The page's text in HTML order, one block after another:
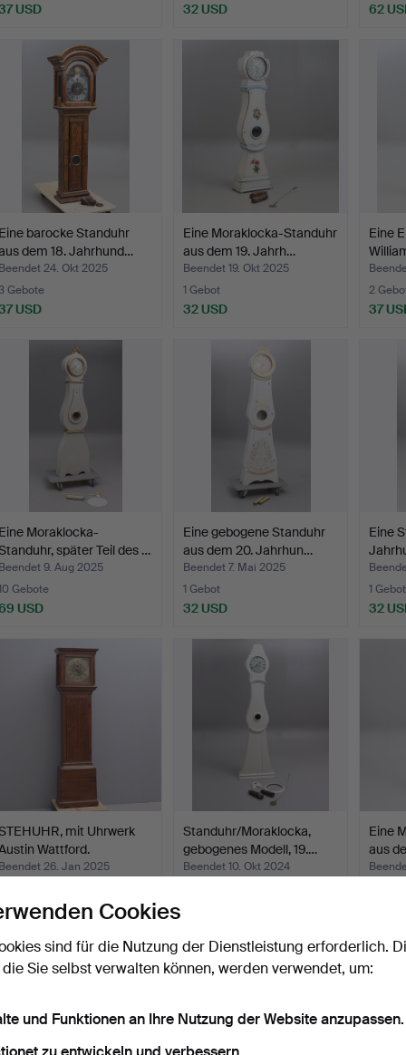
USD 32 USD 62
barocke Standuhr
dem 18. Jahrhund…
24. Okt 2025
Gebote
USD
Eine Moraklocka-Standuhr
aus dem 19. Jahrh…
Beendet 19. Okt 2025
1 Gebot
32 USD
Eine
2
37
Moraklocka-
später Teil des …
9. Aug 2025
Gebote
USD
Eine gebogene Standuhr
aus dem 20. Jahrhun…
Beendet 7. Mai 2025
1 Gebot
32 USD
Eine
1 Gebot
32
mit Uhrwerk
Wattford.
26. Jan 2025
USD
Standuhr/Moraklocka,
gebogenes Modell, 19.…
Beendet 10. Okt 2024
Eine
aus
Cookies
sind für die Nutzung der Dienstleistung erforderlich.
Sie selbst verwalten können, werden verwendet, um:
und Funktionen an Ihre Nutzung der Website anzupassen.